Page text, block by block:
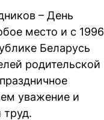
– День
место и с 1996
Беларусь
родительской
уважение и
труд.